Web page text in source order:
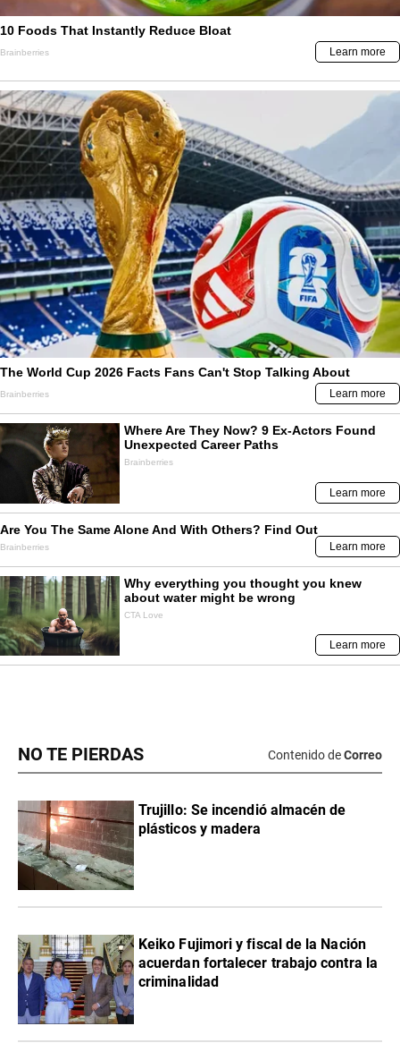
NO TE PIERDAS Contenido deCorreo
Trujillo: Se incendió almacén de
plásticos y madera
Keiko Fujimori y fiscal de la Nación
acuerdan fortalecer trabajo contra la
criminalidad